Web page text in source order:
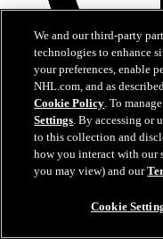
10:17
La Final de la
idiomas diferentes
We and our third-party
technologies to enhance
your preferences, enable
NHL.com, and as
Cookie Policy. To
Settings. By accessing or
to this collection and
how you interact with our
you may view) and our
Cookie